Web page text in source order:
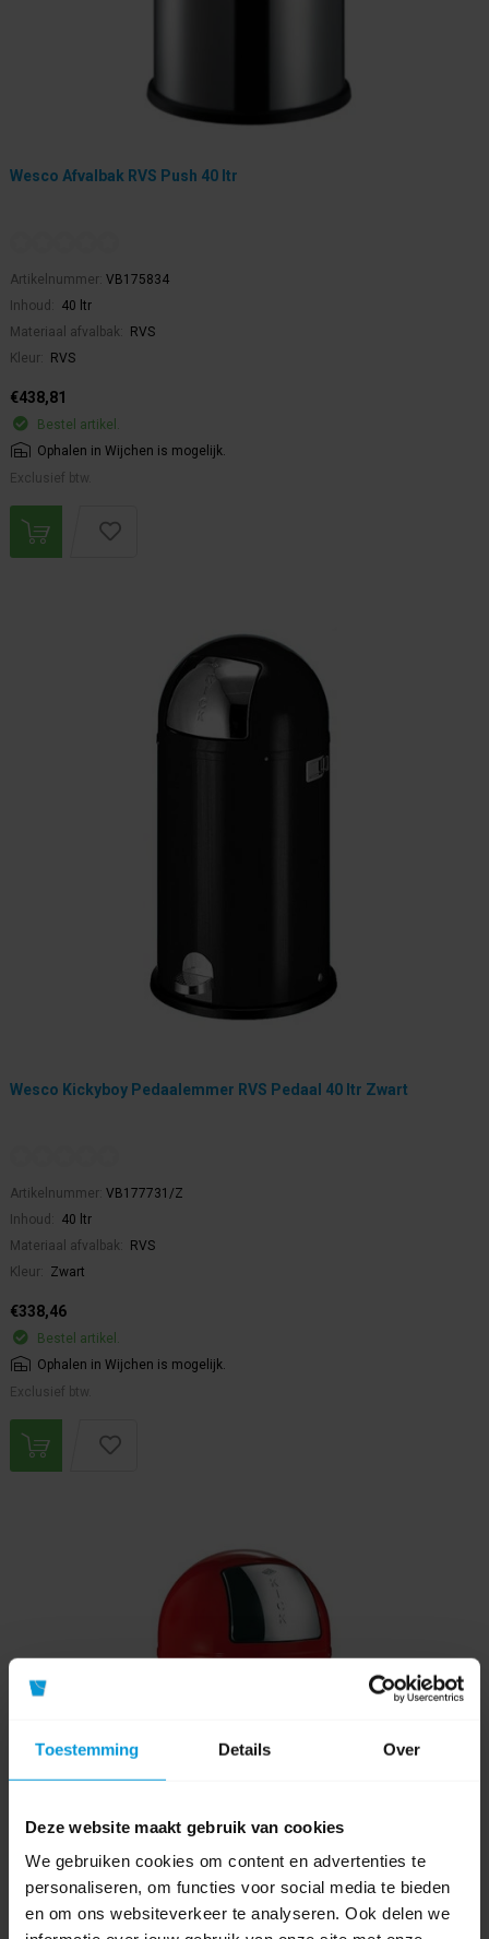
Toestemming Details Over
Deze website maakt gebruik van cookies
We gebruiken cookies om content en advertenties te
personaliseren, om functies voor social media te bieden
en om ons websiteverkeer te analyseren. Ook delen we
Wesco Afvalbak RVS Push 40 ltr
Artikelnummer: VB175834
Inhoud:
40 ltr
Materiaal afvalbak:
RVS
Kleur:
RVS
€438,81
Bestel artikel.
Ophalen in Wijchen is mogelijk.
Exclusief btw.
Wesco Kickyboy Pedaalemmer RVS Pedaal 40 ltr Zwart
Artikelnummer: VB177731/Z
Inhoud:
40 ltr
Materiaal afvalbak:
RVS
Kleur:
Zwart
€338,46
Bestel artikel.
Ophalen in Wijchen is mogelijk.
Exclusief btw.